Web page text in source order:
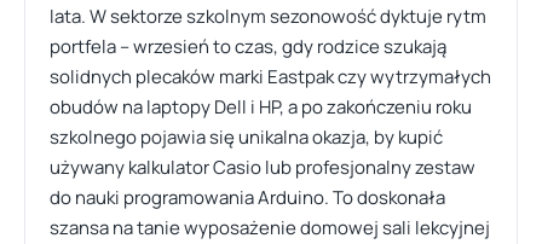
lata. W sektorze szkolnym sezonowość dyktuje rytm
portfela – wrzesień to czas, gdy rodzice szukają
solidnych plecaków marki Eastpak czy wytrzymałych
obudów na laptopy Dell i HP, a po zakończeniu roku
szkolnego pojawia się unikalna okazja, by kupić
używany kalkulator Casio lub profesjonalny zestaw
do nauki programowania Arduino. To doskonała
szansa na tanie wyposażenie domowej sali lekcyjnej